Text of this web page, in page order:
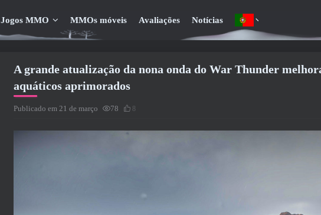
Jogos MMO MMOs móveis Avaliações Notícias
A grande atualização da nona onda do War Thunder
aquáticos aprimorados
Publicado em 21 de março 78 8